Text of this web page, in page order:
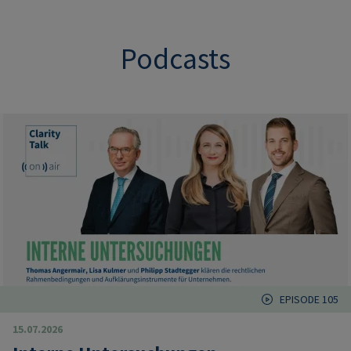
Podcasts
EPISODE 105
15.07.2026